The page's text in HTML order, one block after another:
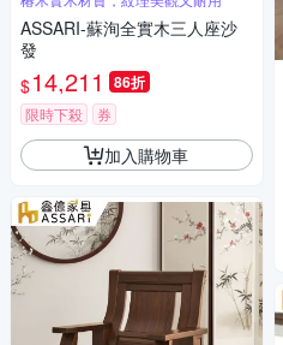
ASSARI-蘇洵全實木三人座沙
發
$14,211 86折
限時下殺 券
加入購物車